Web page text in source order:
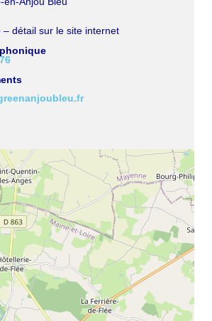
– détail sur le site internet